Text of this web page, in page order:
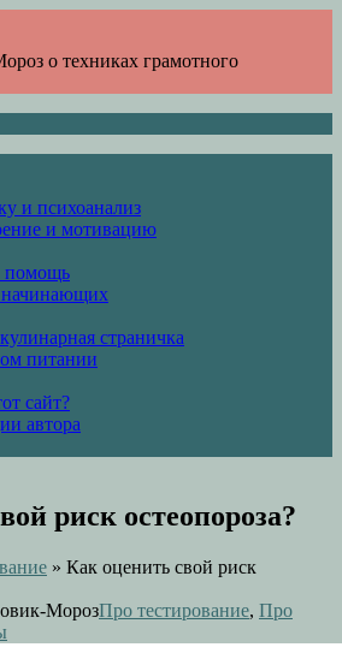
о техниках грамотного
и психоанализ
и мотивацию
помощь
страничка
питании
сайт?
автора
риск остеопороза?
» Как оценить свой риск
МорозПро тестирование, Про